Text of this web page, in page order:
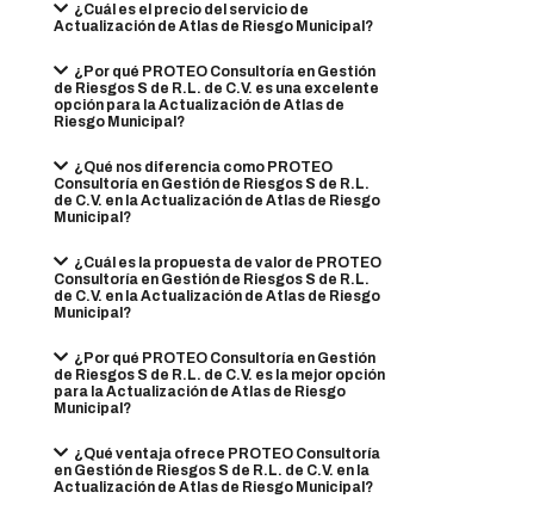
¿Cuál es el precio del servicio de
Actualización de Atlas de Riesgo Municipal?
¿Por qué PROTEO Consultoría en Gestión
de Riesgos S de R.L. de C.V. es una excelente
opción para la Actualización de Atlas de
Riesgo Municipal?
¿Qué nos diferencia como PROTEO
Consultoría en Gestión de Riesgos S de R.L.
de C.V. en la Actualización de Atlas de Riesgo
Municipal?
¿Cuál es la propuesta de valor de PROTEO
Consultoría en Gestión de Riesgos S de R.L.
de C.V. en la Actualización de Atlas de Riesgo
Municipal?
¿Por qué PROTEO Consultoría en Gestión
de Riesgos S de R.L. de C.V. es la mejor opción
para la Actualización de Atlas de Riesgo
Municipal?
¿Qué ventaja ofrece PROTEO Consultoría
en Gestión de Riesgos S de R.L. de C.V. en la
Actualización de Atlas de Riesgo Municipal?